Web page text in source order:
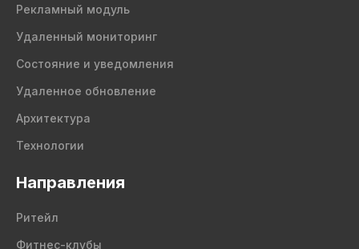
Рекламный модуль
Удаленный мониторинг
Состояние и уведомления
Удаленное обновление
Архитектура
Технологии
Направления
Ритейл
Фитнес-клубы